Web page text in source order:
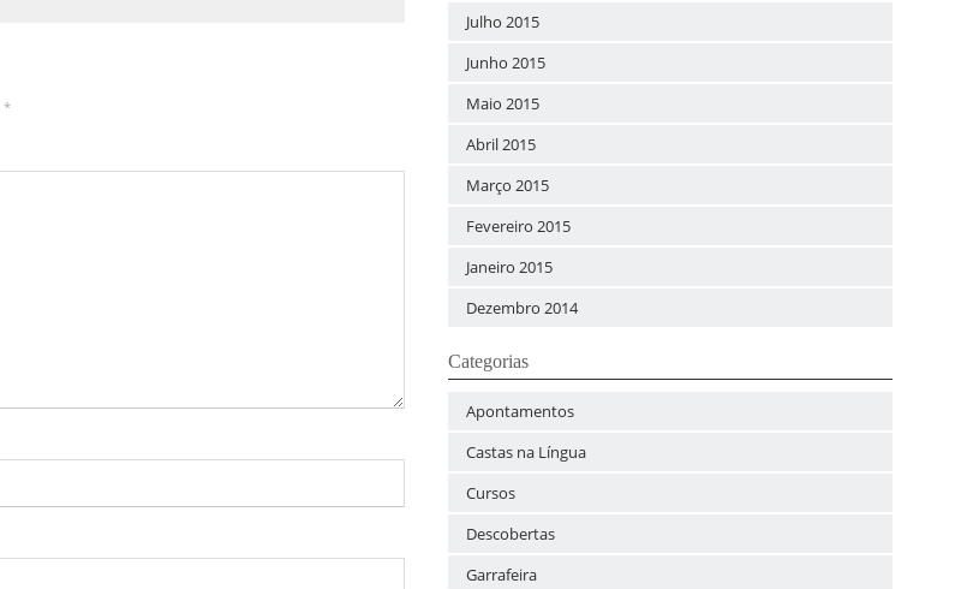
*
Julho 2015
Junho 2015
Maio 2015
Abril 2015
Março 2015
Fevereiro 2015
Janeiro 2015
Dezembro 2014
Categorias
Apontamentos
Castas na Língua
Cursos
Descobertas
Garrafeira